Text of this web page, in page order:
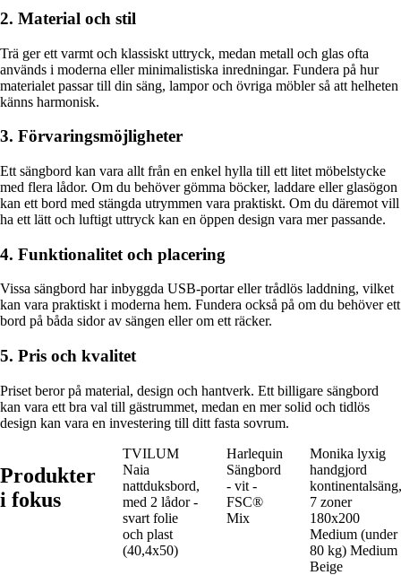
2. Material och stil
Trä ger ett varmt och klassiskt uttryck, medan metall och glas ofta
används i moderna eller minimalistiska inredningar. Fundera på hur
materialet passar till din säng, lampor och övriga möbler så att helheten
känns harmonisk.
3. Förvaringsmöjligheter
Ett sängbord kan vara allt från en enkel hylla till ett litet möbelstycke
med flera lådor. Om du behöver gömma böcker, laddare eller glasögon
kan ett bord med stängda utrymmen vara praktiskt. Om du däremot vill
ha ett lätt och luftigt uttryck kan en öppen design vara mer passande.
4. Funktionalitet och placering
Vissa sängbord har inbyggda USB-portar eller trådlös laddning, vilket
kan vara praktiskt i moderna hem. Fundera också på om du behöver ett
bord på båda sidor av sängen eller om ett räcker.
5. Pris och kvalitet
Priset beror på material, design och hantverk. Ett billigare sängbord
kan vara ett bra val till gästrummet, medan en mer solid och tidlös
design kan vara en investering till ditt fasta sovrum.
Produkter
i fokus
TVILUM
Naia
nattduksbord,
med 2 lådor -
svart folie
och plast
(40,4x50)
Harlequin
Sängbord
- vit -
FSC®
Mix
Monika lyxig
handgjord
kontinentalsäng,
7 zoner
180x200
Medium (under
80 kg) Medium
Beige